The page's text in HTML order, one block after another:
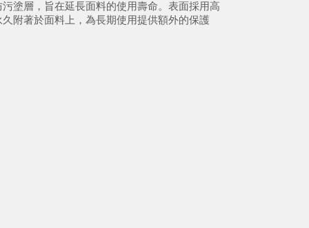
塗層，旨在延長面料的使用壽命。表面採用高
附著於面料上，為長期使用提供額外的保護